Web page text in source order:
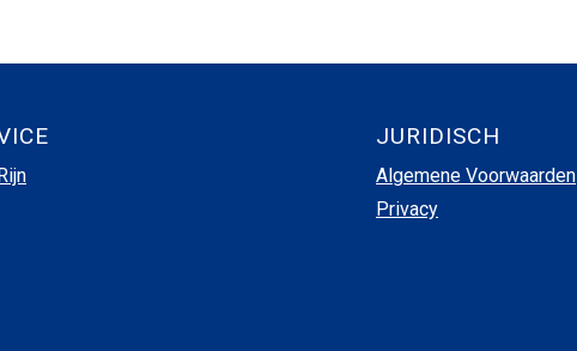
JURIDISCH
Algemene Voorwaarden
Privacy